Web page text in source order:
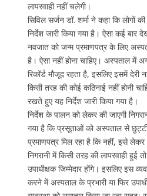
लापरवाही नहीं चलेगी।
सिविल सर्जन डॉ. शर्मा ने कहा कि लोगों
निर्देश जारी किया गया है। ऐसा कई बार
नवजात को जन्म प्रमाणपत्र के लिए
है। ऐसा नहीं होना चाहिए। अस्पताल में
रिकॉर्ड मौजूद रहता है, इसलिए इसमें देरी
किसी तरह की कोई कठिनाई नहीं होनी
रखते हुए यह निर्देश जारी किया गया है।
निर्देश के पालन को लेकर की जाएगी
गया है कि प्रसूताओं को अस्पताल से
प्रमाणपत्र मिल रहा है कि नहीं, इसे लेकर
निगरानी में किसी तरह की लापरवाही हुई
उपाधीक्षक जिम्मेदार होंगे। इसलिए इस
करने में अस्पताल के प्रभारी या फिर